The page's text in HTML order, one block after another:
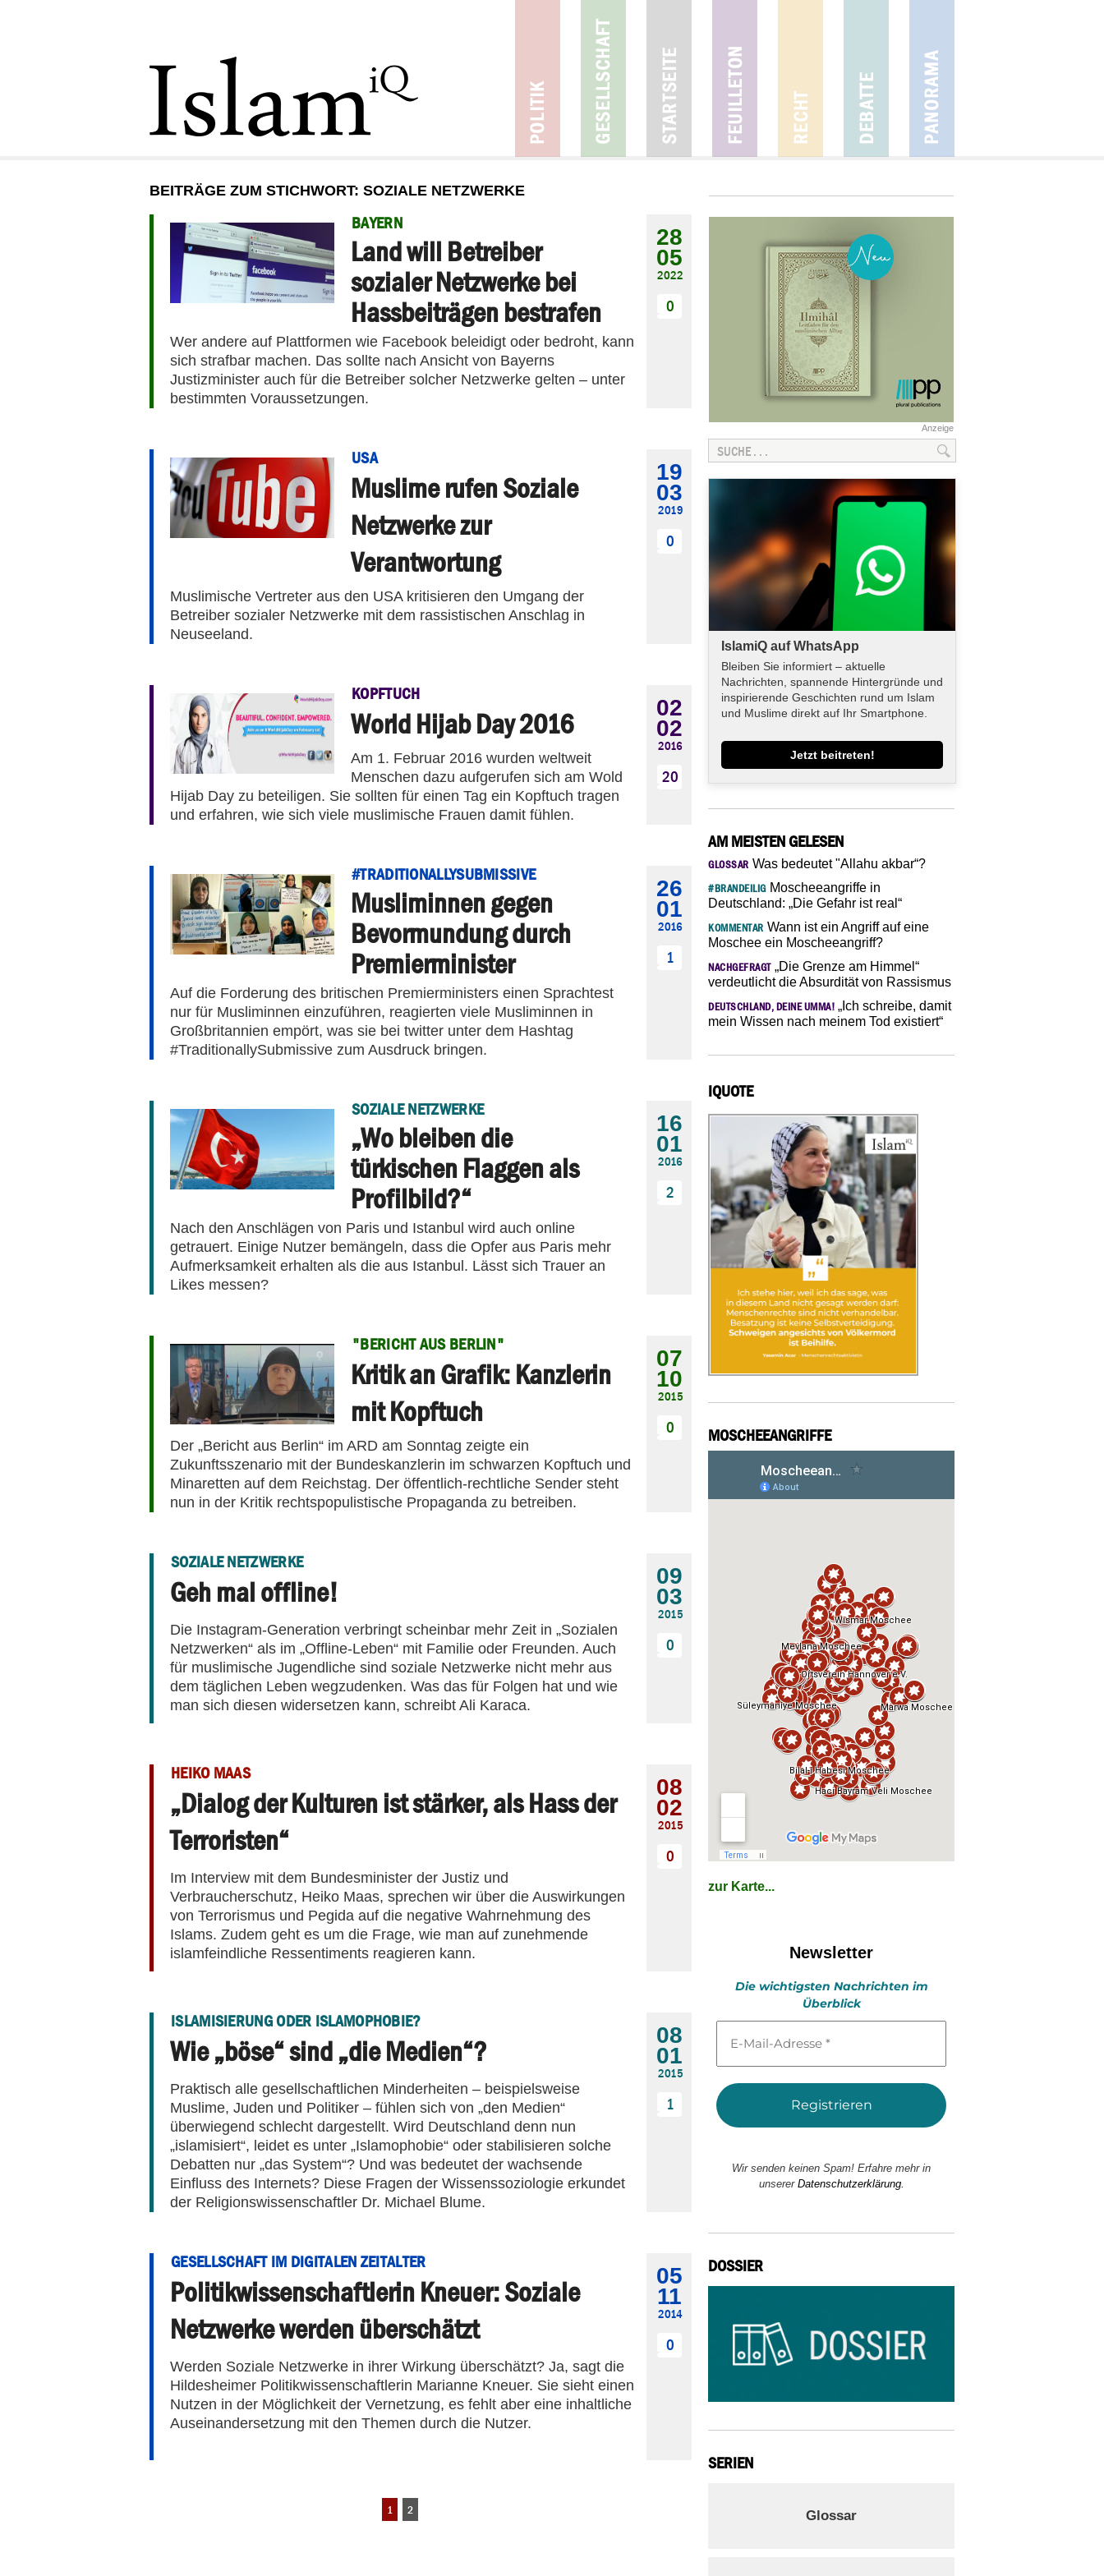
BEITRÄGE ZUM STICHWORT: SOZIALE NETZWERKE
BAYERN
Land will Betreiber
sozialer Netzwerke bei
Hassbeiträgen bestrafen
Wer andere auf Plattformen wie Facebook beleidigt oder bedroht, kann
sich strafbar machen. Das sollte nach Ansicht von Bayerns
Justizminister auch für die Betreiber solcher Netzwerke gelten – unter
bestimmten Voraussetzungen.
28
05
2022
0
USA
Muslime rufen Soziale
Netzwerke zur
Verantwortung
Muslimische Vertreter aus den USA kritisieren den Umgang der
Betreiber sozialer Netzwerke mit dem rassistischen Anschlag in
Neuseeland.
19
03
2019
0
KOPFTUCH
World Hijab Day 2016
Am 1. Februar 2016 wurden weltweit
Menschen dazu aufgerufen sich am Wold
Hijab Day zu beteiligen. Sie sollten für einen Tag ein Kopftuch tragen
und erfahren, wie sich viele muslimische Frauen damit fühlen.
02
02
2016
20
#TRADITIONALLYSUBMISSIVE
Musliminnen gegen
Bevormundung durch
Premierminister
Auf die Forderung des britischen Premierministers einen Sprachtest
nur für Musliminnen einzuführen, reagierten viele Musliminnen in
Großbritannien empört, was sie bei twitter unter dem Hashtag
#TraditionallySubmissive zum Ausdruck bringen.
26
01
2016
1
SOZIALE NETZWERKE
„Wo bleiben die
türkischen Flaggen als
Profilbild?“
Nach den Anschlägen von Paris und Istanbul wird auch online
getrauert. Einige Nutzer bemängeln, dass die Opfer aus Paris mehr
Aufmerksamkeit erhalten als die aus Istanbul. Lässt sich Trauer an
Likes messen?
16
01
2016
2
"BERICHT AUS BERLIN"
Kritik an Grafik: Kanzlerin
mit Kopftuch
Der „Bericht aus Berlin“ im ARD am Sonntag zeigte ein
Zukunftsszenario mit der Bundeskanzlerin im schwarzen Kopftuch und
Minaretten auf dem Reichstag. Der öffentlich-rechtliche Sender steht
nun in der Kritik rechtspopulistische Propaganda zu betreiben.
07
10
2015
0
SOZIALE NETZWERKE
Geh mal offline!
Die Instagram-Generation verbringt scheinbar mehr Zeit in „Sozialen
Netzwerken“ als im „Offline-Leben“ mit Familie oder Freunden. Auch
für muslimische Jugendliche sind soziale Netzwerke nicht mehr aus
dem täglichen Leben wegzudenken. Was das für Folgen hat und wie
man sich diesen widersetzen kann, schreibt Ali Karaca.
09
03
2015
0
HEIKO MAAS
„Dialog der Kulturen ist stärker, als Hass der
Terroristen“
Im Interview mit dem Bundesminister der Justiz und
Verbraucherschutz, Heiko Maas, sprechen wir über die Auswirkungen
von Terrorismus und Pegida auf die negative Wahrnehmung des
Islams. Zudem geht es um die Frage, wie man auf zunehmende
islamfeindliche Ressentiments reagieren kann.
08
02
2015
0
ISLAMISIERUNG ODER ISLAMOPHOBIE?
Wie „böse“ sind „die Medien“?
Praktisch alle gesellschaftlichen Minderheiten – beispielsweise
Muslime, Juden und Politiker – fühlen sich von „den Medien“
überwiegend schlecht dargestellt. Wird Deutschland denn nun
„islamisiert“, leidet es unter „Islamophobie“ oder stabilisieren solche
Debatten nur „das System“? Und was bedeutet der wachsende
Einfluss des Internets? Diese Fragen der Wissenssoziologie erkundet
der Religionswissenschaftler Dr. Michael Blume.
08
01
2015
1
GESELLSCHAFT IM DIGITALEN ZEITALTER
Politikwissenschaftlerin Kneuer: Soziale
Netzwerke werden überschätzt
Werden Soziale Netzwerke in ihrer Wirkung überschätzt? Ja, sagt die
Hildesheimer Politikwissenschaftlerin Marianne Kneuer. Sie sieht einen
Nutzen in der Möglichkeit der Vernetzung, es fehlt aber eine inhaltliche
Auseinandersetzung mit den Themen durch die Nutzer.
05
11
2014
0
1 2
Anzeige
IslamiQ auf WhatsApp
Bleiben Sie informiert – aktuelle
Nachrichten, spannende Hintergründe und
inspirierende Geschichten rund um Islam
und Muslime direkt auf Ihr Smartphone.
Jetzt beitreten!
AM MEISTEN GELESEN
GLOSSAR Was bedeutet "Allahu akbar“?
#BRANDEILIGMoscheeangriffe in
Deutschland: „Die Gefahr ist real“
KOMMENTAR Wann ist ein Angriff auf eine
Moschee ein Moscheeangriff?
NACHGEFRAGT„Die Grenze am Himmel“
verdeutlicht die Absurdität von Rassismus
DEUTSCHLAND, DEINE UMMA! „Ich schreibe, damit
mein Wissen nach meinem Tod existiert“
IQUOTE
MOSCHEEANGRIFFE
zur Karte...
Newsletter
Die wichtigsten Nachrichten im
Überblick
Mail-
*
Wir senden keinen Spam! Erfahre mehr in
unserer Datenschutzerklärung.
DOSSIER
SERIEN
Glossar